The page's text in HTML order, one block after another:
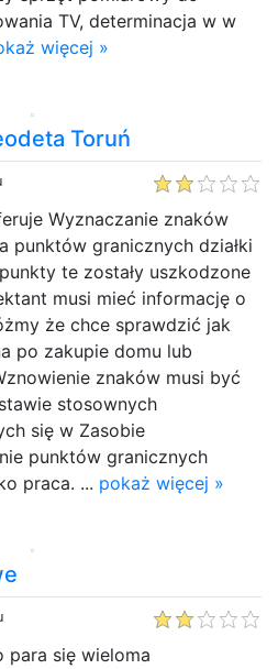
TV, determinacja w w
więcej »
Toruń
Wyznaczanie znaków
punktów granicznych działki
te zostały uszkodzone
musi mieć informację o
że chce sprawdzić jak
po zakupie domu lub
znaków musi być
stosownych
się w Zasobie
punktów granicznych
praca. ... pokaż więcej »
para się wieloma